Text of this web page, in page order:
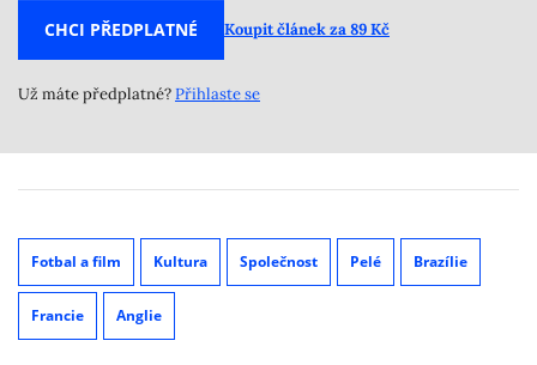
CHCI PŘEDPLATNÉ Koupit článek za 89 Kč
Už máte předplatné?Přihlaste se
Fotbal a film Kultura Společnost Pelé Brazílie
Francie Anglie